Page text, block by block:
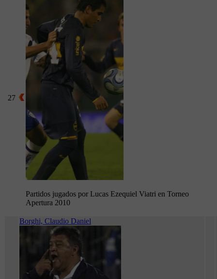
27
Partidos jugados por Lucas Ezequiel Viatri en Torneo
Apertura 2010
Borghi, Claudio Daniel